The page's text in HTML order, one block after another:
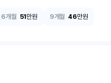
6개월 51만원 9개월 46만원